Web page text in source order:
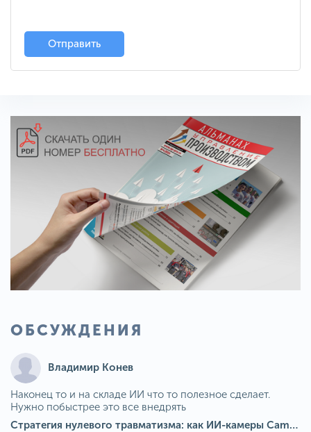
Отправить
ОБСУЖДЕНИЯ
Владимир Конев
Наконец то и на складе ИИ что то полезное сделает.
Нужно побыстрее это все внедрять
Стратегия нулевого травматизма: как ИИ-камеры Camkord снижают риск наезда на пешехода при работе на погрузчике